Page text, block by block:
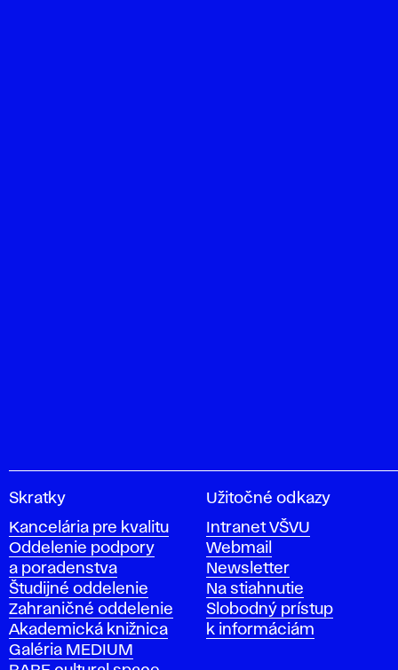
V
s
o
k
á
š
k
o
Skratky
Kancelária pre kvalitu
Oddelenie podpory
a poradenstva
Študijné oddelenie
Zahraničné oddelenie
Akademická knižnica
Galéria MEDIUM
Užitočné odkazy
Intranet VŠVU
Webmail
Newsletter
Na stiahnutie
Slobodný prístup
k informáciám